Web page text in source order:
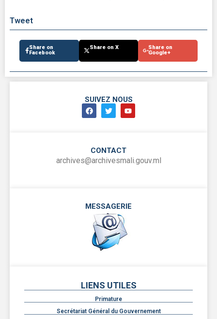
Tweet
Share on
Facebook
Share on X
Share on
Google+
SUIVEZ NOUS
CONTACT
archives@archivesmali.gouv.ml
MESSAGERIE
LIENS UTILES
Primature
Secrétariat Général du Gouvernement